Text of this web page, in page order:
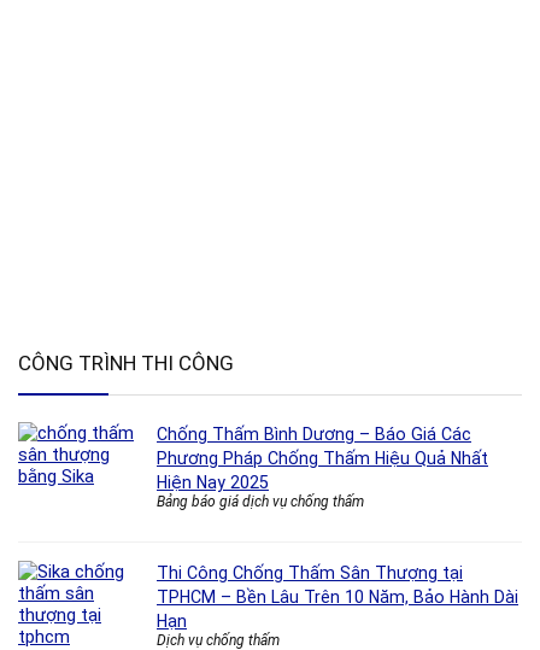
CÔNG TRÌNH THI CÔNG
Chống Thấm Bình Dương – Báo Giá Các
Phương Pháp Chống Thấm Hiệu Quả Nhất
Hiện Nay 2025
Bảng báo giá dịch vụ chống thấm
Thi Công Chống Thấm Sân Thượng tại
TPHCM – Bền Lâu Trên 10 Năm, Bảo Hành Dài
Hạn
Dịch vụ chống thấm